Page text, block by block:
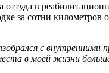
в
за сотни километров
с внутренними
в моей жизни